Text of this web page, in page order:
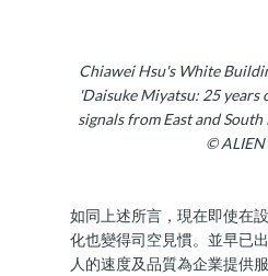
Chiawei Hsu's White
'Daisuke Miyatsu: 25
signals from East and
©
如同上述所言，現在即使在
化也變得司空見慣。並早已
人的速度及品質為企業提供